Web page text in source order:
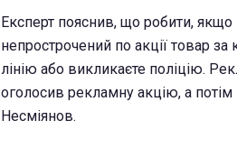
Експерт пояснив, що робити,
непрострочений по акції товар
лінію або викликаєте поліцію.
оголосив рекламну акцію, а
Несміянов.